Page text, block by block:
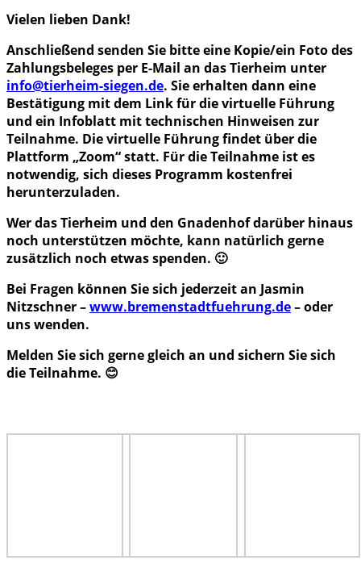
Vielen lieben Dank!
Anschließend senden Sie bitte eine Kopie/ein Foto des
Zahlungsbeleges per E-Mail an das Tierheim unter
info@tierheim-siegen.de. Sie erhalten dann eine
Bestätigung mit dem Link für die virtuelle Führung
und ein Infoblatt mit technischen Hinweisen zur
Teilnahme. Die virtuelle Führung findet über die
Plattform „Zoom“ statt. Für die Teilnahme ist es
notwendig, sich dieses Programm kostenfrei
herunterzuladen.
Wer das Tierheim und den Gnadenhof darüber hinaus
noch unterstützen möchte, kann natürlich gerne
zusätzlich noch etwas spenden. 🙂
Bei Fragen können Sie sich jederzeit an Jasmin
Nitzschner –www.bremenstadtfuehrung.de– oder
uns wenden.
Melden Sie sich gerne gleich an und sichern Sie sich
die Teilnahme. 😊